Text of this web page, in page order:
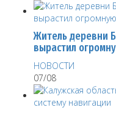
Житель деревни
вырастил
НОВОСТИ
07/08